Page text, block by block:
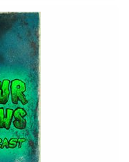
jeux,
: Horreur
podcastMe
horreur-
;)#horreur #info
#podcast
#horreur